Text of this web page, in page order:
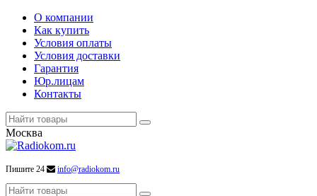
О компании
Как купить
Условия оплаты
Условия доставки
Гарантия
Юр.лицам
Контакты
Москва
Пишите 24 info@radiokom.ru